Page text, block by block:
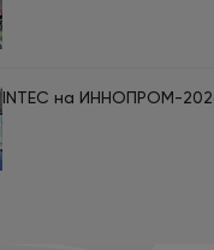
кемп 2026»
INTEC на ИННОПРОМ-